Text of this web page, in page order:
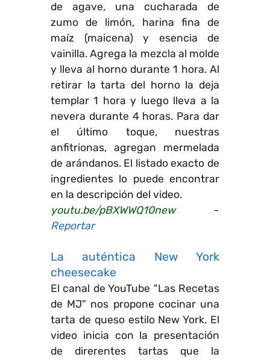
de agave, una cucharada de
zumo de limón, harina fina de
maíz (maicena) y esencia de
vainilla. Agrega la mezcla al molde
y lleva al horno durante 1 hora. Al
retirar la tarta del horno la deja
templar 1 hora y luego lleva a la
nevera durante 4 horas. Para dar
el último toque, nuestras
anfitrionas, agregan mermelada
de arándanos. El listado exacto de
ingredientes lo puede encontrar
en la descripción del video.
youtu.be/pBXWWQ10new-
Reportar
La auténtica New York
cheesecake
El canal de YouTube "Las Recetas
de MJ" nos propone cocinar una
tarta de queso estilo New York. El
video inicia con la presentación
de direrentes tartas que la